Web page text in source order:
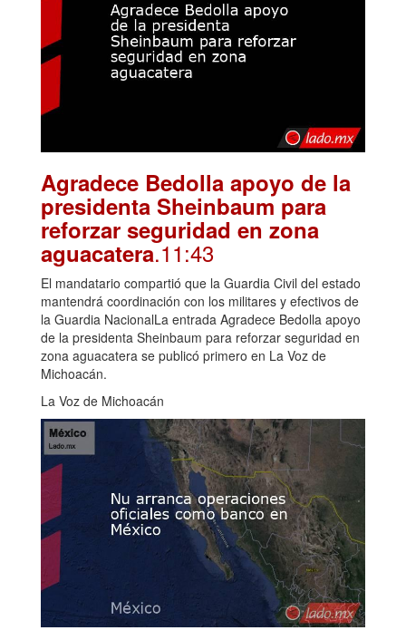
Agradece Bedolla apoyo de la
presidenta Sheinbaum para
reforzar seguridad en zona
aguacatera.11:43
El mandatario compartió que la Guardia Civil del estado
mantendrá coordinación con los militares y efectivos de
la Guardia NacionalLa entrada Agradece Bedolla apoyo
de la presidenta Sheinbaum para reforzar seguridad en
zona aguacatera se publicó primero en La Voz de
Michoacán.
La Voz de Michoacán